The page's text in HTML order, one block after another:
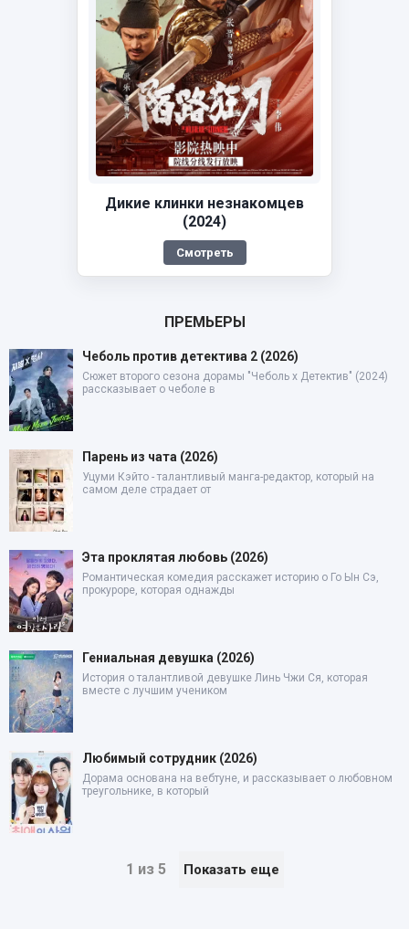
Дикие клинки незнакомцев
(2024)
Смотреть
ПРЕМЬЕРЫ
Чеболь против детектива 2 (2026)
Сюжет второго сезона дорамы "Чеболь x Детектив" (2024)
рассказывает о чеболе в
Парень из чата (2026)
Уцуми Кэйто - талантливый манга-редактор, который на
самом деле страдает от
Эта проклятая любовь (2026)
Романтическая комедия расскажет историю о Го Ын Сэ,
прокуроре, которая однажды
Гениальная девушка (2026)
История о талантливой девушке Линь Чжи Ся, которая
вместе с лучшим учеником
Любимый сотрудник (2026)
Дорама основана на вебтуне, и рассказывает о любовном
треугольнике, в который
1 из 5 Показать еще